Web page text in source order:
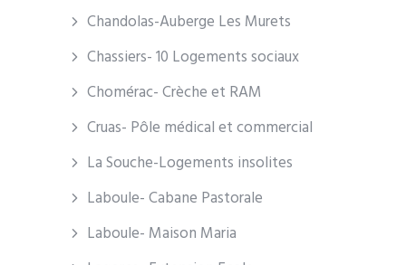
Chandolas-Auberge Les Murets
Chassiers- 10 Logements sociaux
Chomérac- Crèche et RAM
Cruas- Pôle médical et commercial
La Souche-Logements insolites
Laboule- Cabane Pastorale
Laboule- Maison Maria